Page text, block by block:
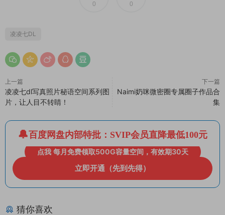
0 0
凌凌七DL
上一篇
凌凌七dl写真照片秘语空间系列图
片，让人目不转睛！
下一篇
Naimi奶咪微密圈专属圈子作品合
集
百度网盘内部特批：SVIP会员直降最低100元
点我 每月免费领取500G容量空间，有效期30天
立即开通（先到先得）
猜你喜欢